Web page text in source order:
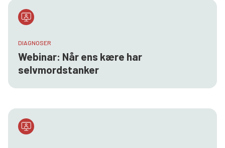
DIAGNOSER
Webinar: Når ens kære har
selvmordstanker